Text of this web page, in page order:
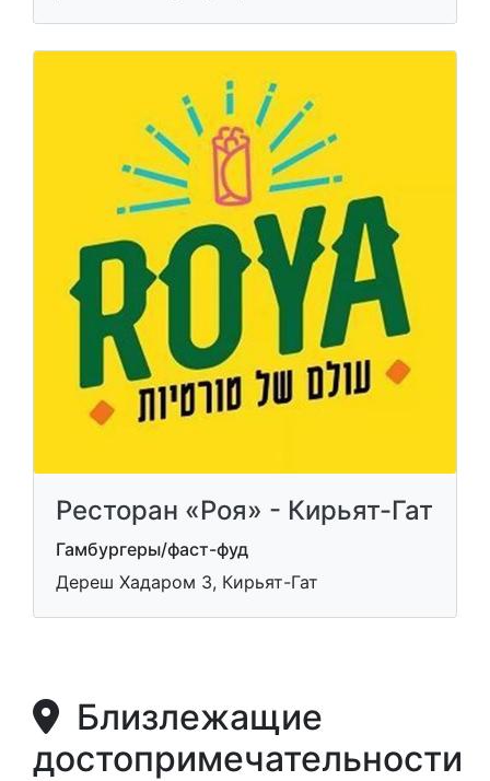
Ресторан «Роя» - Кирьят-Гат
Гамбургеры/фаст-фуд
Дереш Хадаром 3, Кирьят-Гат
Близлежащие
достопримечательности